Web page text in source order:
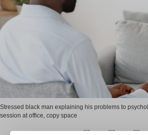
Stressed black man explaining his problems to
session at office, copy space